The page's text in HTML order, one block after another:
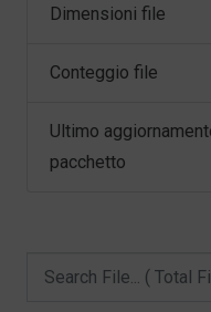
Dimensioni file
Conteggio file
Ultimo
pacchetto